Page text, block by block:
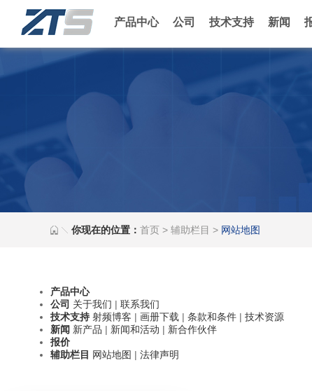
产品中心 公司 技术支持 新闻
你现在的位置： 首页 > 辅助栏目 > 网站地图
产品中心
公司 关于我们 | 联系我们
技术支持 射频博客 | 画册下载 | 条款和条件 | 技术资源
新闻 新产品 | 新闻和活动 | 新合作伙伴
报价
辅助栏目 网站地图 | 法律声明